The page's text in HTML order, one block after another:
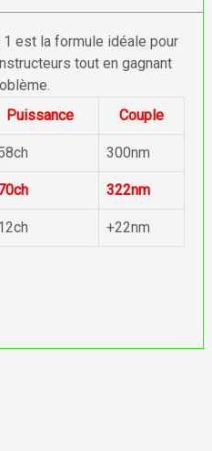
est la formule idéale pour
tout en gagnant
Puissance Couple
300nm
322nm
+22nm